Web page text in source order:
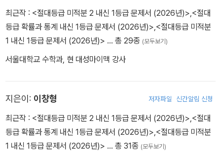
최근작 : <절대등급 미적분 2 내신 1등급 문제서 (2026년)>,<절대
등급 확률과 통계 내신 1등급 문제서 (2026년)>,<절대등급 미적분
1 내신 1등급 문제서 (2026년)> … 총 29종 (모두보기)
서울대학교 수학과, 현 대성마이맥 강사
지은이: 이창형 저자파일 신간알림 신청
최근작 : <절대등급 미적분 2 내신 1등급 문제서 (2026년)>,<절대
등급 확률과 통계 내신 1등급 문제서 (2026년)>,<절대등급 미적분
1 내신 1등급 문제서 (2026년)> … 총 31종 (모두보기)